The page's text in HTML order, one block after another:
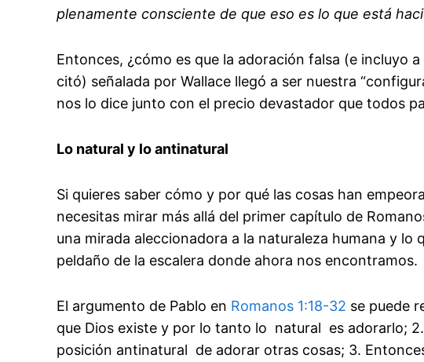
plenamente consciente de que eso es lo que está
Entonces, ¿cómo es que la adoración falsa (e incluyo
citó) señalada por Wallace llegó a ser nuestra
nos lo dice junto con el precio devastador que todos
Lo natural y lo antinatural
Si quieres saber cómo y por qué las cosas han
necesitas mirar más allá del primer capítulo de
una mirada aleccionadora a la naturaleza humana y lo
peldaño de la escalera donde ahora nos encontramos.
El argumento de Pablo en Romanos 1:18-32 se puede
que Dios existe y por lo tanto lo natural es adorarlo;
posición antinatural de adorar otras cosas; 3.